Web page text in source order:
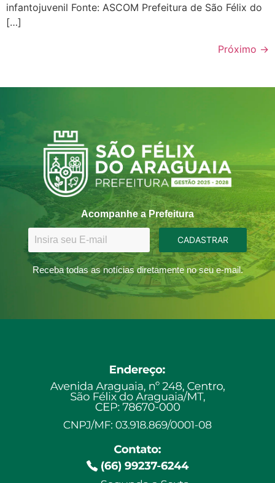
infantojuvenil Fonte: ASCOM Prefeitura de São Félix do
[…]
Próximo →
Acompanhe a Prefeitura
CADASTRAR
Receba todas as notícias diretamente no seu e-mail.